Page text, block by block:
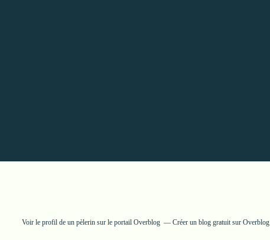
Voir le profil de un pèlerin sur le portail Overblog Créer un blog gratuit sur Overblog